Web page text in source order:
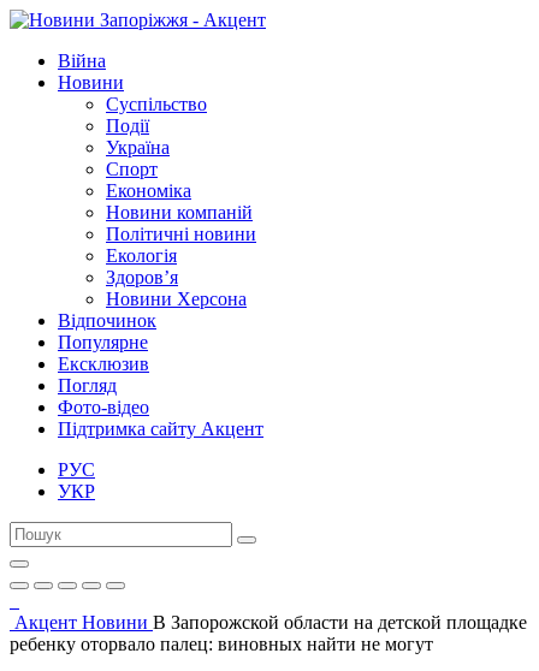
Війна
Новини
Суспільство
Події
Україна
Спорт
Економіка
Новини компаній
Політичні новини
Екологія
Здоров’я
Новини Херсона
Відпочинок
Популярне
Ексклюзив
Погляд
Фото-відео
Підтримка сайту Акцент
РУС
УКР
Акцент Новини В Запорожской области на детской площадке
ребенку оторвало палец: виновных найти не могут